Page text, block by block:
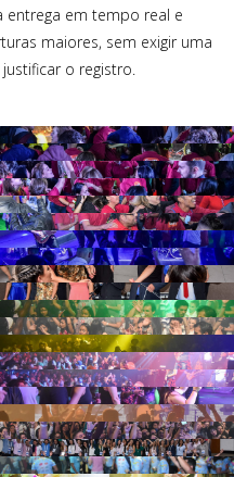
entrega em tempo real e
maiores, sem exigir uma
o registro.